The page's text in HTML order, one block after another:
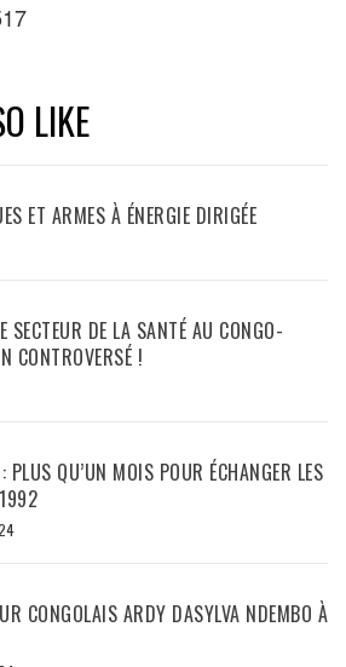
LIKE
ET ARMES À ÉNERGIE DIRIGÉE
SECTEUR DE LA SANTÉ AU CONGO-
CONTROVERSÉ !
QU’UN MOIS POUR ÉCHANGER LES
CONGOLAIS ARDY DASYLVA NDEMBO À